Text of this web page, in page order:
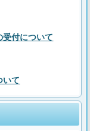
受付について
いて